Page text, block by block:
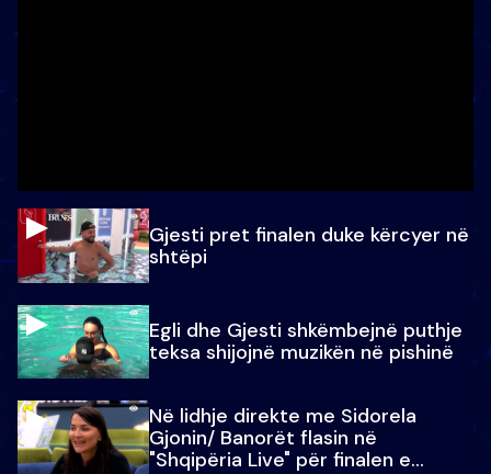
Gjesti pret finalen duke kërcyer në
shtëpi
Egli dhe Gjesti shkëmbejnë puthje
teksa shijojnë muzikën në pishinë
Në lidhje direkte me Sidorela
Gjonin/ Banorët flasin në
"Shqipëria Live" për finalen e